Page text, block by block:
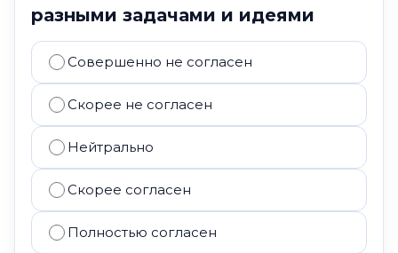
разными задачами и идеями
Совершенно не согласен
Скорее не согласен
Нейтрально
Скорее согласен
Полностью согласен